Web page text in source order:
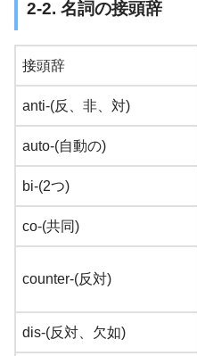
2-2. 名詞の接頭辞
接頭辞
anti-(反、非、対)
auto-(自動の)
bi-(2つ)
co-(共同)
counter-(反対)
dis-(反対、欠如)